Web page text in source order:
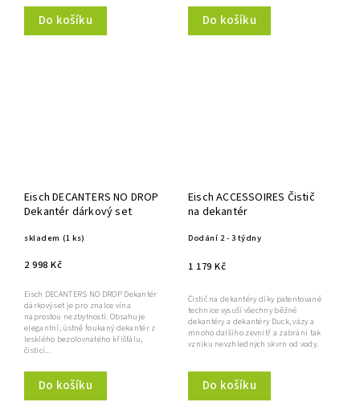
Do košíku Do košíku
Eisch DECANTERS NO DROP
Dekantér dárkový set
skladem (1 ks)
2 998 Kč
Do košíku
Eisch DECANTERS NO DROP Dekantér
dárkový set je pro znalce vína
naprostou nezbytností. Obsahuje
elegantní, ústně foukaný dekantér z
lesklého bezolovnatého křišťálu,
čisticí...
Eisch ACCESSOIRES Čistič
na dekantér
Dodání 2 - 3 týdny
1 179 Kč
Do košíku
Čistič na dekantéry díky patentované
technice vysuší všechny běžné
dekantéry a dekantéry Duck, vázy a
mnoho dalšího zevnitř a zabrání tak
vzniku nevzhledných skvrn od vody.